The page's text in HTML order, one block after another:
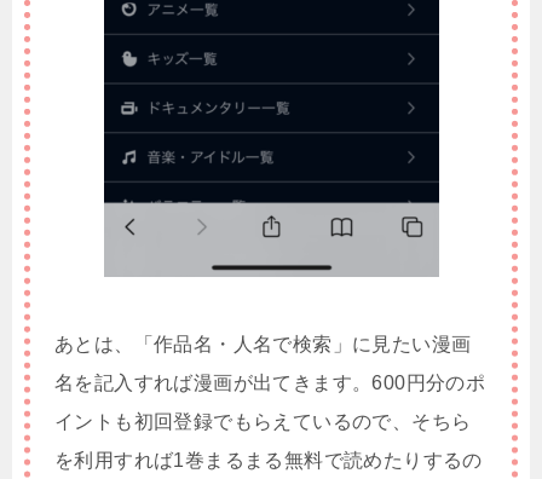
あとは、「作品名・人名で検索」に見たい漫画
名を記入すれば漫画が出てきます。600円分のポ
イントも初回登録でもらえているので、そちら
を利用すれば1巻まるまる無料で読めたりするの